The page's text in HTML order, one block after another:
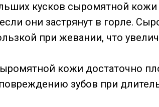
кусков сыромятной
они застрянут в горле.
при жевании, что
кожи достаточно
зубов при